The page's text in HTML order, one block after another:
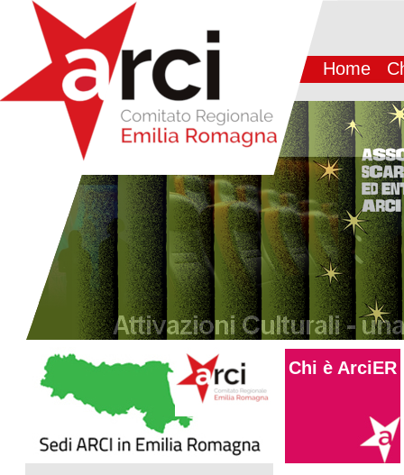
Home
Chi è ArciER